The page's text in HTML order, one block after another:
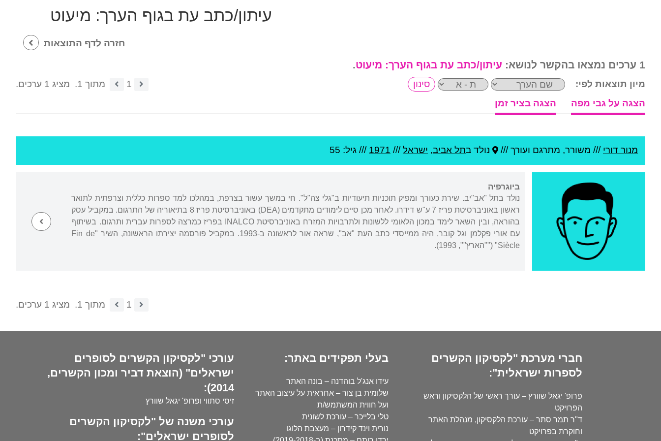
עיתון/כתב עת בגוף הערך: מיעוט
חזרה לדף התוצאות
1 ערכים נמצאו בהקשר לנושא: עיתון/כתב עת בגוף הערך: מיעוט.
מיון תוצאות לפי: 1 מתוך 1.
מציג 1 ערכים.
הצגה על גבי מפה
הצגה בציר זמן
מנור דורי /// משורר, מתרגם ועורך /// נולד בתל אביב, ישראל///
1971 /// גיל: 55
ביוגרפיה
נולד בתל "אב"יב. שירת כעורך ומפיק תוכניות תיעודיות ב"גלי צה"ל". חי במשך עשור בצרפת, במהלכו למד ספרות כללית וצרפתית לתואר
ראשון באוניברסיטת פריז 7 ע"ש דידרו. לאחר מכן סיים לימודים מתקדמים (DEA) באוניברסיטת פריז 8 בתיאוריה של התרגום. במקביל עסק
בהוראה, ובין השאר לימד במכון הלאומי ללשונות ולתרבויות המזרח באוניברסיטת INALCO בפריז כמרצה לספרות עברית ותרגום. בשיתוף
עםאורי פקלמן
וגל קובר, היה ממייסדי כתב העת "אב", שראה אור לראשונה ב-1993. במקביל פורסמה יצירתו הראשונה, השיר "Fin de
Siècle" (""הארץ"", 1993).
1 מתוך 1. מציג 1 ערכים.
חברי מערכת "לקסיקון הקשרים
לספרות ישראלית":
פרופ' יגאל שוורץ – עורך ראשי של הלקסיקון וראש
הפרויקט
ד"ר תמר סתר – עורכת הלקסיקון, מנהלת האתר
וחוקרת בפרויקט
בעלי תפקידים באתר:
עידו אנג'ל בוהדנה – בונה האתר
שלומית בן צור – אחראית על עיצוב האתר
ועל חווית המשתמש/ת
טלי בלייכר – עורכת לשונית
נורית וינד קידרון – מעצבת הלוגו
עורכי "לקסיקון הקשרים לסופרים
ישראלים" (הוצאת דביר ומכון הקשרים,
2014):
זיסי סתווי ופרופ' יגאל שוורץ
עורכי משנה של "לקסיקון הקשרים
לסופרים ישראלים":